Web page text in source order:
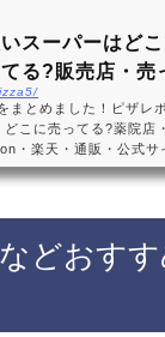
スーパーはど
る?販売店・
まとめました！ピザレ
こに売ってる?薬院店
・楽天・通販・公式サ
ピザ・PIZZAREVOピ
も人気！【５種類５枚
どおす